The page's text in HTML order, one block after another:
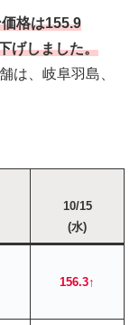
格は155.9
げしました。
は、岐阜羽島、
10/15
(水)
156.3↑